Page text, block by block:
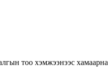
тоо хэмжээнээс хамаарна